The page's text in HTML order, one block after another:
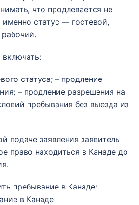
что продлевается не
именно статус — гостевой,
статуса; – продление
– продление разрешения на
пребывания без выезда из
подаче заявления заявитель
право находиться в Канаде до
пребывание в Канаде:
в Канаде